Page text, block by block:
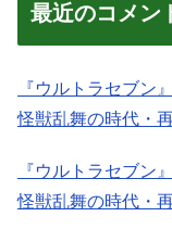
最近のコメン
『ウルトラセブン
怪獣乱舞の時代・
『ウルトラセブン
怪獣乱舞の時代・